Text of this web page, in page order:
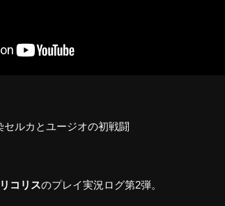
セルカとユージオの初戦闘
コリスのプレイ実況ログ第2弾。